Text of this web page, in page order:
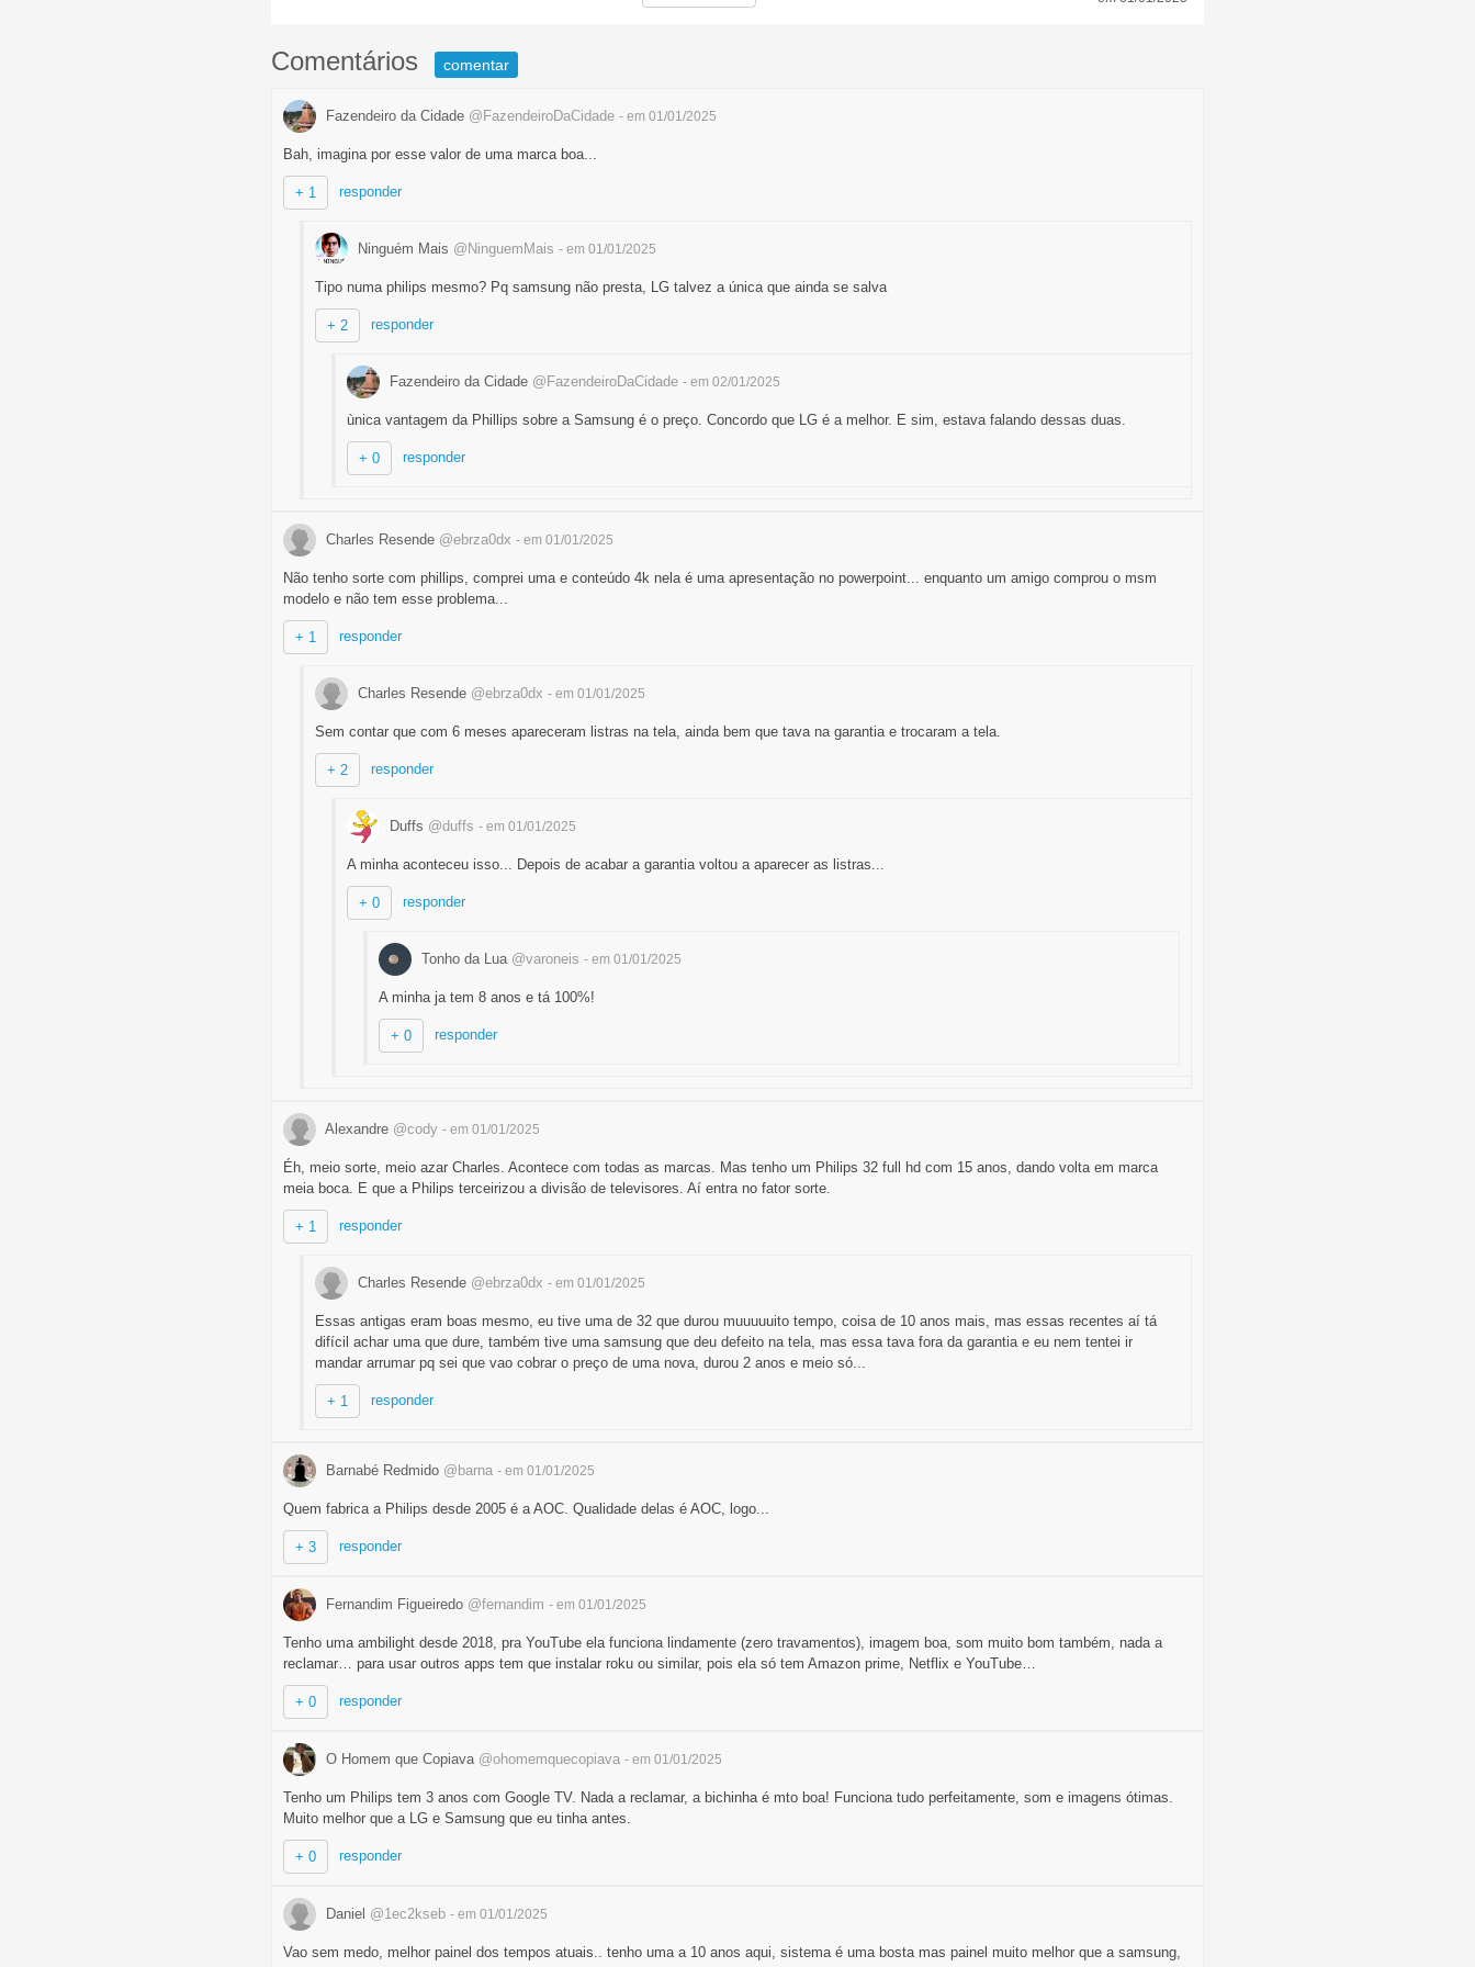
Comentários comentar
Fazendeiro da Cidade @FazendeiroDaCidade - em 01/01/2025
Bah, imagina por esse valor de uma marca boa...
+ 1 responder
Ninguém Mais @NinguemMais - em 01/01/2025
Tipo numa philips mesmo? Pq samsung não presta, LG talvez a única que ainda se salva
+ 2 responder
Fazendeiro da Cidade @FazendeiroDaCidade - em 02/01/2025
ùnica vantagem da Phillips sobre a Samsung é o preço. Concordo que LG é a melhor. E sim, estava falando dessas duas.
+ 0 responder
Charles Resende @ebrza0dx - em 01/01/2025
Não tenho sorte com phillips, comprei uma e conteúdo 4k nela é uma apresentação no powerpoint... enquanto um amigo comprou o msm
modelo e não tem esse problema...
+ 1 responder
Charles Resende @ebrza0dx - em 01/01/2025
Sem contar que com 6 meses apareceram listras na tela, ainda bem que tava na garantia e trocaram a tela.
+ 2 responder
Duffs @duffs - em 01/01/2025
A minha aconteceu isso... Depois de acabar a garantia voltou a aparecer as listras...
+ 0 responder
Tonho da Lua @varoneis - em 01/01/2025
A minha ja tem 8 anos e tá 100%!
+ 0 responder
Alexandre @cody - em 01/01/2025
Éh, meio sorte, meio azar Charles. Acontece com todas as marcas. Mas tenho um Philips 32 full hd com 15 anos, dando volta em marca
meia boca. E que a Philips terceirizou a divisão de televisores. Aí entra no fator sorte.
+ 1 responder
Charles Resende @ebrza0dx - em 01/01/2025
Essas antigas eram boas mesmo, eu tive uma de 32 que durou muuuuuito tempo, coisa de 10 anos mais, mas essas recentes aí tá
difícil achar uma que dure, também tive uma samsung que deu defeito na tela, mas essa tava fora da garantia e eu nem tentei ir
mandar arrumar pq sei que vao cobrar o preço de uma nova, durou 2 anos e meio só...
+ 1 responder
Barnabé Redmido @barna - em 01/01/2025
Quem fabrica a Philips desde 2005 é a AOC. Qualidade delas é AOC, logo...
+ 3 responder
Fernandim Figueiredo @fernandim - em 01/01/2025
Tenho uma ambilight desde 2018, pra YouTube ela funciona lindamente (zero travamentos), imagem boa, som muito bom também, nada a
reclamar… para usar outros apps tem que instalar roku ou similar, pois ela só tem Amazon prime, Netflix e YouTube…
+ 0 responder
O Homem que Copiava @ohomemquecopiava - em 01/01/2025
Tenho um Philips tem 3 anos com Google TV. Nada a reclamar, a bichinha é mto boa! Funciona tudo perfeitamente, som e imagens ótimas.
Muito melhor que a LG e Samsung que eu tinha antes.
+ 0 responder
Daniel @1ec2kseb - em 01/01/2025
Vao sem medo, melhor painel dos tempos atuais.. tenho uma a 10 anos aqui, sistema é uma bosta mas painel muito melhor que a samsung,